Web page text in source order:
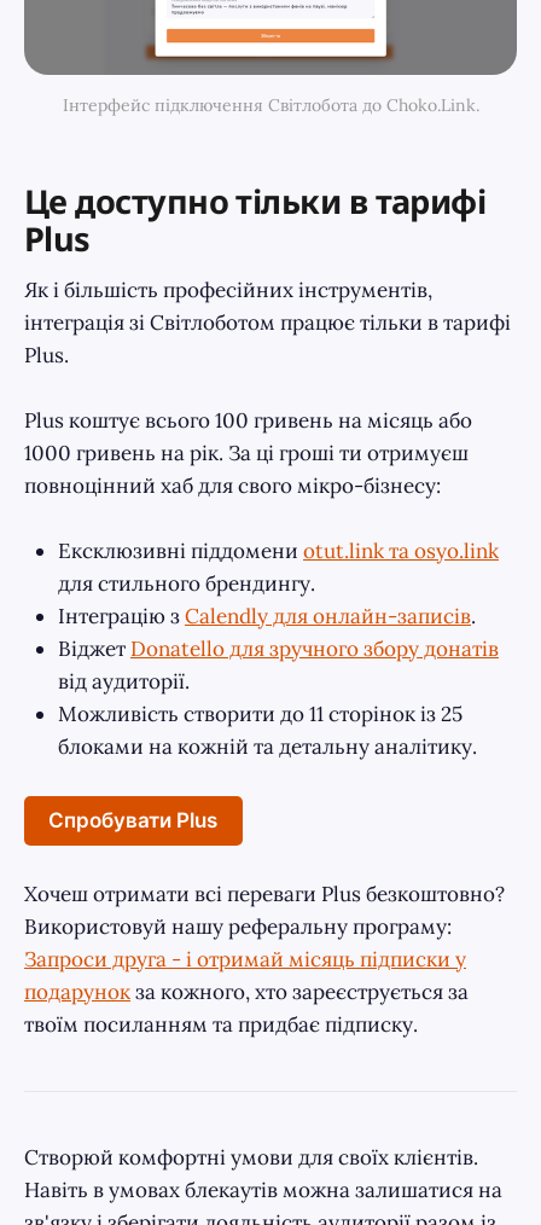
Інтерфейс підключення Світлобота до Choko.Link.
Це доступно тільки в тарифі
Plus
Як і більшість професійних інструментів,
інтеграція зі Світлоботом працює тільки в тарифі
Plus.
Plus коштує всього 100 гривень на місяць або
1000 гривень на рік. За ці гроші ти отримуєш
повноцінний хаб для свого мікро-бізнесу:
Ексклюзивні піддомени otut.link та osyo.link
для стильного брендингу.
Інтеграцію зCalendly для онлайн-записів.
Віджет Donatello для зручного збору донатів
від аудиторії.
Можливість створити до 11 сторінок із 25
блоками на кожній та детальну аналітику.
Спробувати Plus
Хочеш отримати всі переваги Plus безкоштовно?
Використовуй нашу реферальну програму:
Запроси друга - і отримай місяць підписки у
подарунокза кожного, хто зареєструється за
твоїм посиланням та придбає підписку.
Створюй комфортні умови для своїх клієнтів.
Навіть в умовах блекаутів можна залишатися на